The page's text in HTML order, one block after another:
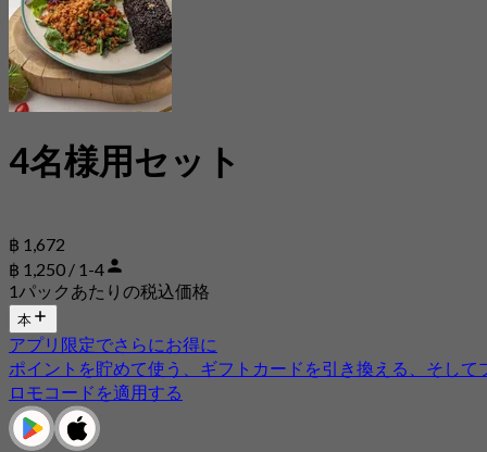
4名様用セット
฿ 1,672
฿ 1,250 / 1-4
1パックあたりの税込価格
本
アプリ限定でさらにお得に
ポイントを貯めて使う、ギフトカードを引き換える、そして
ロモコードを適用する